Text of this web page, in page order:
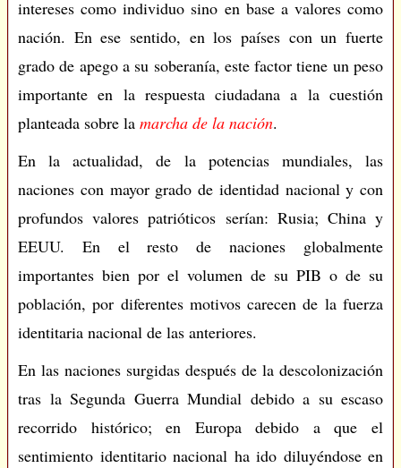
intereses como individuo sino en base a valores como
nación. En ese sentido, en los países con un fuerte
grado de apego a su soberanía, este factor tiene un peso
importante en la respuesta ciudadana a la cuestión
planteada sobre la marcha de la nación.
En la actualidad, de la potencias mundiales, las
naciones con mayor grado de identidad nacional y con
profundos valores patrióticos serían: Rusia; China y
EEUU. En el resto de naciones globalmente
importantes bien por el volumen de su PIB o de su
población, por diferentes motivos carecen de la fuerza
identitaria nacional de las anteriores.
En las naciones surgidas después de la descolonización
tras la Segunda Guerra Mundial debido a su escaso
recorrido histórico; en Europa debido a que el
sentimiento identitario nacional ha ido diluyéndose en